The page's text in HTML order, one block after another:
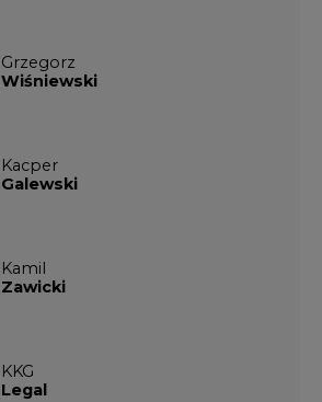
Grzegorz
Wiśniewski
Kacper
Galewski
Kamil
Zawicki
KKG
Legal